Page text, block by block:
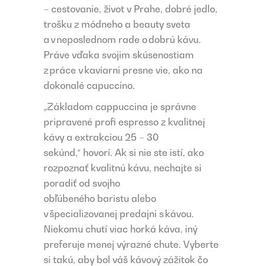
– cestovanie, život v Prahe, dobré jedlo,
trošku z módneho a beauty sveta
a v neposlednom rade o dobrú kávu.
Práve vďaka svojim skúsenostiam
z práce v kaviarni presne vie, ako na
dokonalé capuccino.
„Základom cappuccina je správne
pripravené profi espresso z kvalitnej
kávy a extrakciou 25 – 30
sekúnd,“ hovorí. Ak si nie ste istí, ako
rozpoznať kvalitnú kávu, nechajte si
poradiť od svojho
obľúbeného baristu alebo
v špecializovanej predajni s kávou.
Niekomu chutí viac horká káva, iný
preferuje menej výrazné chute. Vyberte
si takú, aby bol váš kávový zážitok čo